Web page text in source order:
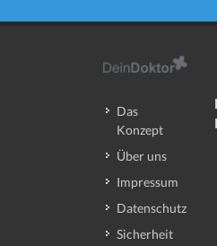
Das
Konzept
Über uns
Impressum
Datenschutz
Sicherheit